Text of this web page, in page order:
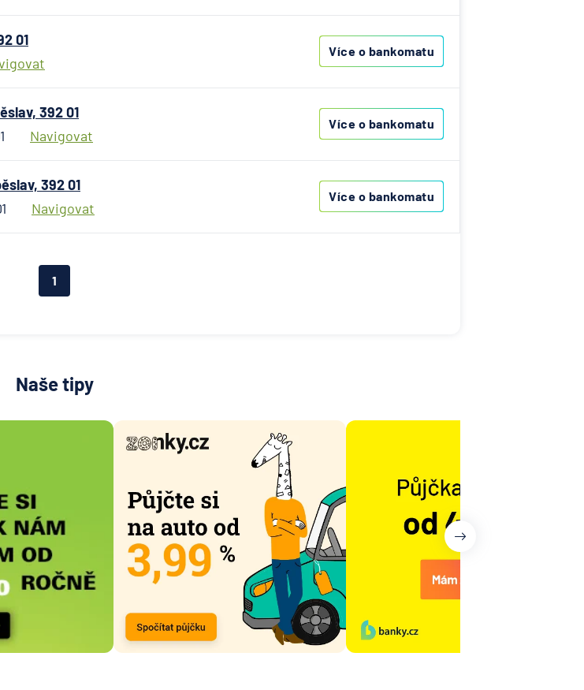
01
Více o bankomatu
392 01
Navigovat
Více o bankomatu
392 01
Navigovat
Více o bankomatu
1
Naše tipy